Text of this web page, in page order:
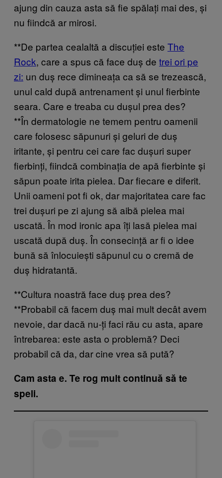
ajung din cauza asta să fie spălați mai des, și
nu fiindcă ar mirosi.
**De partea cealaltă a discuției este The
Rock, care a spus că face duș de trei ori pe
zi: un duș rece dimineața ca să se trezească,
unul cald după antrenament și unul fierbinte
seara. Care e treaba cu dușul prea des?
**În dermatologie ne temem pentru oamenii
care folosesc săpunuri și geluri de duș
iritante, și pentru cei care fac dușuri super
fierbinți, fiindcă combinația de apă fierbinte și
săpun poate irita pielea. Dar fiecare e diferit.
Unii oameni pot fi ok, dar majoritatea care fac
trei dușuri pe zi ajung să aibă pielea mai
uscată. În mod ironic apa îți lasă pielea mai
uscată după duș. În consecință ar fi o idee
bună să înlocuiești săpunul cu o cremă de
duș hidratantă.
**Cultura noastră face duș prea des?
**Probabil că facem duș mai mult decât avem
nevoie, dar dacă nu-ți faci rău cu asta, apare
întrebarea: este asta o problemă? Deci
probabil că da, dar cine vrea să pută?
Cam asta e. Te rog mult continuă să te
speli.